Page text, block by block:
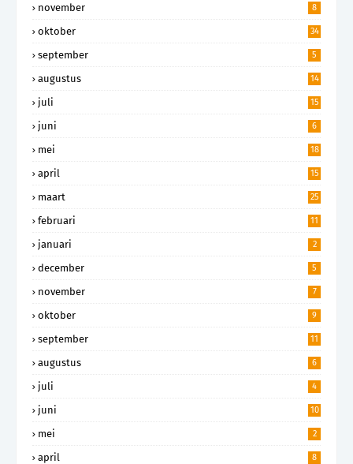
november 8
oktober 34
september 5
augustus 14
juli 15
juni 6
mei 18
april 15
maart 25
februari 11
januari 2
december 5
november 7
oktober 9
september 11
augustus 6
juli 4
juni 10
mei 2
april 8